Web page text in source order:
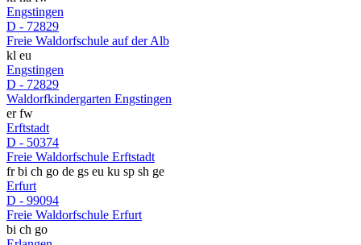
Engstingen
D - 72829
Freie Waldorfschule auf der Alb
kl eu
Engstingen
D - 72829
Waldorfkindergarten Engstingen
er fw
Erftstadt
D - 50374
Freie Waldorfschule Erftstadt
fr bi ch go de gs eu ku sp sh ge
Erfurt
D - 99094
Freie Waldorfschule Erfurt
bi ch go